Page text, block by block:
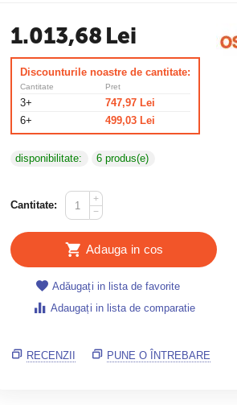
1.013,68 Lei
Discounturile noastre de cantitate:
Cantitate
3+
6+
Pret
747,97 Lei
499,03 Lei
disponibilitate: 6 produs(e)
Cantitate:
+
−
Adauga in cos
Adăugați in lista de favorite
Adaugați in lista de comparatie
RECENZII PUNE O ÎNTREBARE